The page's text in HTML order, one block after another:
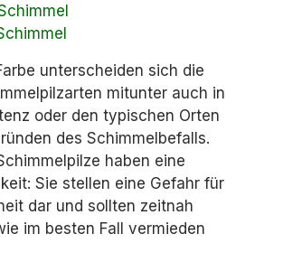
unterscheiden sich die
mitunter auch in
oder den typischen Orten
des Schimmelbefalls.
haben eine
Sie stellen eine Gefahr für
dar und sollten zeitnah
im besten Fall vermieden